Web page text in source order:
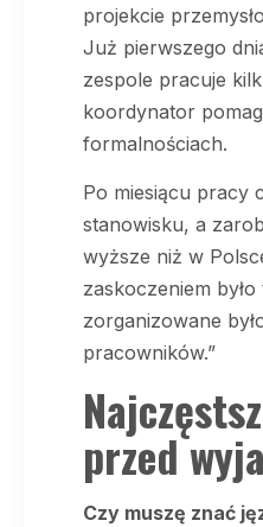
projekcie
Już pierwszego
zespole pracuje
koordynator
formalnościach.
Po miesiącu pracy
stanowisku, a
wyższe niż w
zaskoczeniem
zorganizowane
pracowników.”
przed
Czy muszę znać